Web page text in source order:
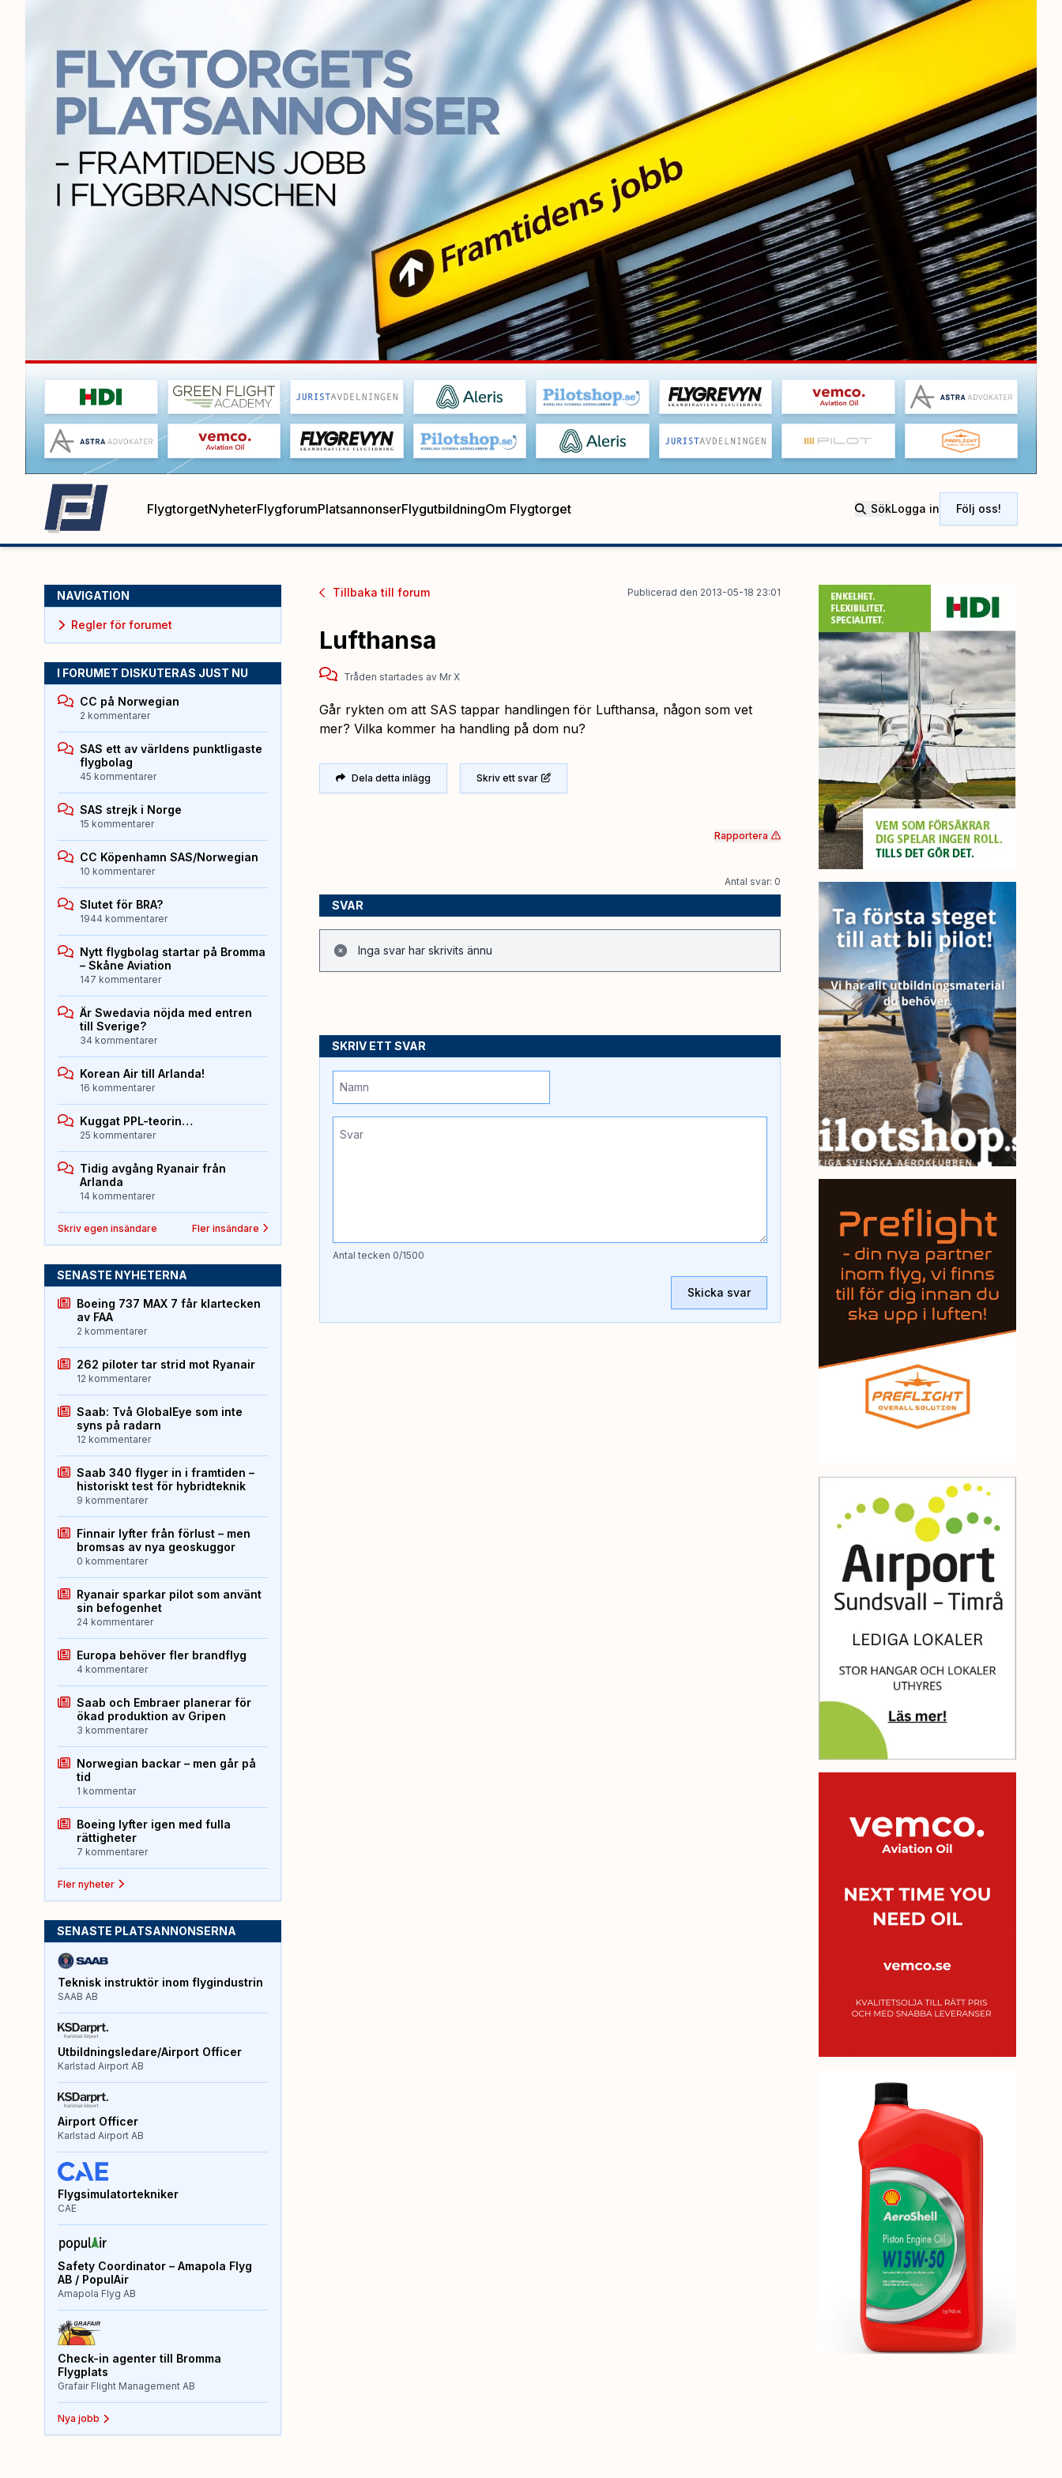
FlygtorgetNyheterFlygforumPlatsannonserFlygutbildningOm Flygtorget SökLogga in Följ oss!
Tillbaka till forum Publicerad den 2013-05-18 23:01
Lufthansa
Tråden startades av Mr X
Går rykten om att SAS tappar handlingen för Lufthansa, någon som vet
mer? Vilka kommer ha handling på dom nu?
Dela detta inlägg Skriv ett svar
Rapportera
Antal svar: 0
SVAR
Inga svar har skrivits ännu
SKRIV ETT SVAR
Antal tecken 0/1500
Skicka svar
NAVIGATION
Regler för forumet
I FORUMET DISKUTERAS JUST NU
CC på Norwegian
2 kommentarer
SAS ett av världens punktligaste
flygbolag
45 kommentarer
SAS strejk i Norge
15 kommentarer
CC Köpenhamn SAS/Norwegian
10 kommentarer
Slutet för BRA?
1944 kommentarer
Nytt flygbolag startar på Bromma
– Skåne Aviation
147 kommentarer
Är Swedavia nöjda med entren
till Sverige?
34 kommentarer
Korean Air till Arlanda!
16 kommentarer
Kuggat PPL-teorin…
25 kommentarer
Tidig avgång Ryanair från
Arlanda
14 kommentarer
Skriv egen insändare Fler insändare
SENASTE NYHETERNA
Boeing 737 MAX 7 får klartecken
av FAA
2 kommentarer
262 piloter tar strid mot Ryanair
12 kommentarer
Saab: Två GlobalEye som inte
syns på radarn
12 kommentarer
Saab 340 flyger in i framtiden –
historiskt test för hybridteknik
9 kommentarer
Finnair lyfter från förlust – men
bromsas av nya geoskuggor
0 kommentarer
Ryanair sparkar pilot som använt
sin befogenhet
24 kommentarer
Europa behöver fler brandflyg
4 kommentarer
Saab och Embraer planerar för
ökad produktion av Gripen
3 kommentarer
Norwegian backar – men går på
tid
1 kommentar
Boeing lyfter igen med fulla
rättigheter
7 kommentarer
Fler nyheter
SENASTE PLATSANNONSERNA
Teknisk instruktör inom flygindustrin
SAAB AB
Utbildningsledare/Airport Officer
Karlstad Airport AB
Airport Officer
Karlstad Airport AB
Flygsimulatortekniker
CAE
Safety Coordinator – Amapola Flyg
AB / PopulAir
Amapola Flyg AB
Check-in agenter till Bromma
Flygplats
Grafair Flight Management AB
Nya jobb